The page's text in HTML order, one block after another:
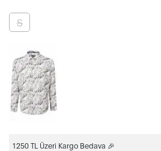
S
1250 TL Üzeri Kargo Bedava 🎉